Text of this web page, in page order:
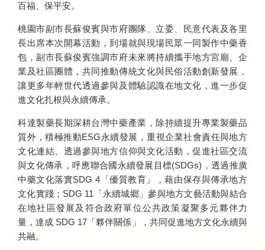
百福、保平安。
桃園市副市長蘇俊賓與市府團隊、立委、民意代表及各里
長出席本次開幕活動，到場就與現場民眾一同製作中藥香
包，副市長蘇俊賓強調市府未來將持續攜手地方宮廟、企
業及社區團體，共同推動傳統文化與民俗活動創新發展，
讓更多年輕世代透過參與及體驗認識在地文化，進一步促
進文化扎根與永續傳承。
科達製藥長期深耕台灣中藥產業，除持續提升專業製藥品
質外，積極推動ESG永續發展，重視企業社會責任與地方
文化連結。透過參與地方信仰與文化活動，促進社區交流
與文化傳承，呼應聯合國永續發展目標(SDGs)，透過推廣
中藥文化落實SDG 4「優質教育」，藉由保存與傳承地方
文化實踐；SDG 11「永續城鄉」參與地方文藝活動與結合
在地社區發展及符合政府單位公共政策凝聚多元夥伴力
量，達成 SDG 17「夥伴關係」，共同促進地方文化永續與
共融。